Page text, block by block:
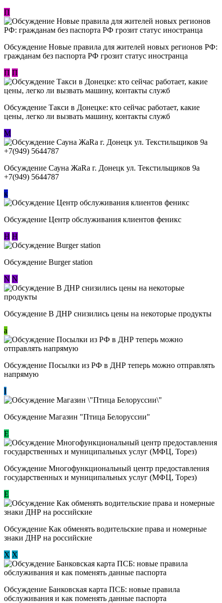
П
Обсуждение Новые правила для жителей новых регионов РФ:
гражданам без паспорта РФ грозит статус иностранца
П П
Обсуждение ​Такси в Донецке: кто сейчас работает, какие
цены, легко ли вызвать машину, контакты служб
М
Обсуждение Сауна ЖаRa г. Донецк ул. Текстильщиков 9а
+7(949) 5644787
к
Обсуждение Центр обслуживания клиентов феникс
Н Н
Обсуждение Burger station
N N
Обсуждение В ДНР снизились цены на некоторые продукты
a
Обсуждение Посылки из РФ в ДНР теперь можно отправлять
напрямую
I
Обсуждение Магазин "Птица Белоруссии"
Е
Обсуждение Многофункциональный центр предоставления
государственных и муниципальных услуг (МФЦ, Торез)
E
Обсуждение ​Как обменять водительские права и номерные
знаки ДНР на российские
Х Х
Обсуждение ​Банковская карта ПСБ: новые правила
обслуживания и как поменять данные паспорта